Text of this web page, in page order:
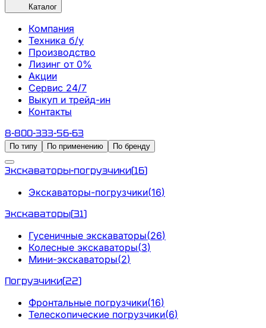
Каталог
Компания
Техника б/у
Производство
Лизинг от 0%
Акции
Сервис 24/7
Выкуп и трейд-ин
Контакты
8-800-333-56-63
По типу По применению По бренду
Экскаваторы-погрузчики(16)
Экскаваторы-погрузчики(16)
Экскаваторы(31)
Гусеничные экскаваторы(26)
Колесные экскаваторы(3)
Мини-экскаваторы(2)
Погрузчики(22)
Фронтальные погрузчики(16)
Телескопические погрузчики(6)